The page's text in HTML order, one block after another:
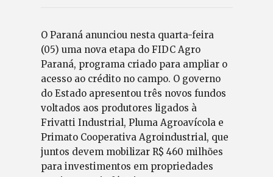
O Paraná anunciou nesta quarta-feira
(05) uma nova etapa do FIDC Agro
Paraná, programa criado para ampliar o
acesso ao crédito no campo. O governo
do Estado apresentou três novos fundos
voltados aos produtores ligados à
Frivatti Industrial, Pluma Agroavícola e
Primato Cooperativa Agroindustrial, que
juntos devem mobilizar R$ 460 milhões
para investimentos em propriedades